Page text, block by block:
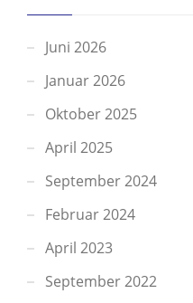
Juni 2026
Januar 2026
Oktober 2025
April 2025
September 2024
Februar 2024
April 2023
September 2022